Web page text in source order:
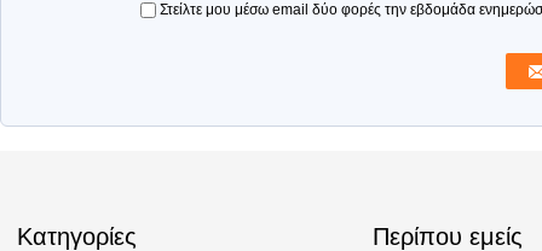
Στείλτε μου μέσω email δύο φορές την εβδομάδα
Κατηγορίες Περίπου εμείς